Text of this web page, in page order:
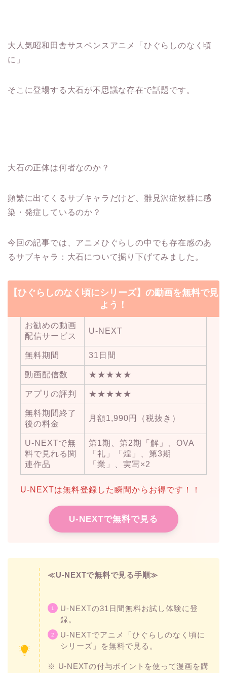
大人気昭和田舎サスペンスアニメ「ひぐらしのなく頃
に」
そこに登場する大石が不思議な存在で話題です。
大石の正体は何者なのか？
頻繁に出てくるサブキャラだけど、雛見沢症候群に感
染・発症しているのか？
今回の記事では、アニメひぐらしの中でも存在感のあ
るサブキャラ：大石について掘り下げてみました。
【ひぐらしのなく頃にシリーズ】の動画を無料で見
よう！
お勧めの動画
配信サービス
U-NEXT
無料期間 31日間
動画配信数 ★★★★★
アプリの評判 ★★★★★
無料期間終了
後の料金
月額1,990円（税抜き）
U-NEXTで無
料で見れる関
連作品
第1期、第2期「解」、OVA
「礼」「煌」、第3期
「業」、実写×2
U-NEXTは無料登録した瞬間からお得です！！
U-NEXTで無料で見る
≪U-NEXTで無料で見る手順≫
U-NEXTの31日間無料お試し体験に登
録。
U-NEXTでアニメ「ひぐらしのなく頃に
シリーズ」を無料で見る。
※ U-NEXTの付与ポイントを使って漫画を購